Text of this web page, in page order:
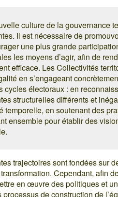
culture de la gouvernance
Il est nécessaire de
une plus grande
les moyens d’agir, afin de
efficace. Les Collectivités
en s’engageant
cycles électoraux : en
structurelles différents et
temporelle, en soutenant des
ensemble pour établir des
trajectoires sont fondées sur
Cependant, afin
en œuvre des politiques et
processus de construction de